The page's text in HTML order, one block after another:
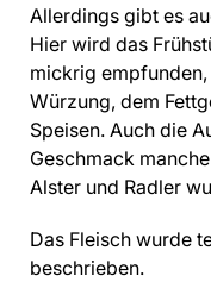
Allerdings gibt es
Hier wird das
mickrig
Würzung, dem
Speisen. Auch die
Geschmack
Alster und Radler
Das Fleisch wurde
beschrieben.